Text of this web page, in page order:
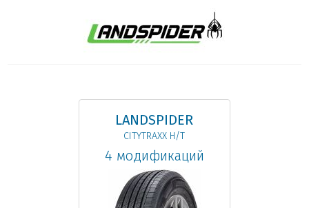
LANDSPIDER
CITYTRAXX H/T
4 модификаций